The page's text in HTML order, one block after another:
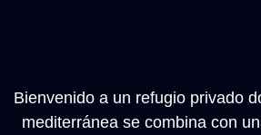
Bienvenido a un refugio privado
mediterránea se combina con